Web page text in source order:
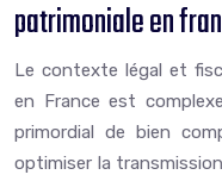
patrimoniale en
Le contexte légal et
en France est
primordial de bien
optimiser la